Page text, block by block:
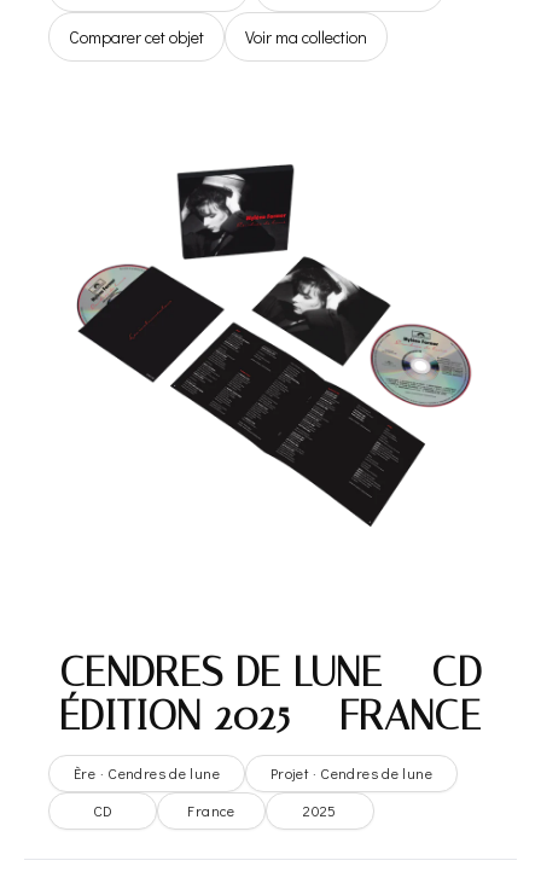
Comparer cet objet Voir ma collection
CENDRES DE LUNE – CD
ÉDITION 2025 – FRANCE
Ère · Cendres de lune
Projet · Cendres de lune
CD
France 2025